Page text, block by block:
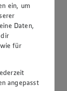
aus
ein, um
Daten,
für
angepasst